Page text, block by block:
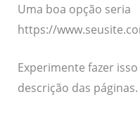
Uma boa opção seria
https://
Experimente fazer
descrição das páginas.